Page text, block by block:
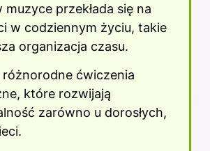
muzyce przekłada się na
w codziennym życiu, takie
organizacja czasu.
różnorodne ćwiczenia
które rozwijają
zarówno u dorosłych,